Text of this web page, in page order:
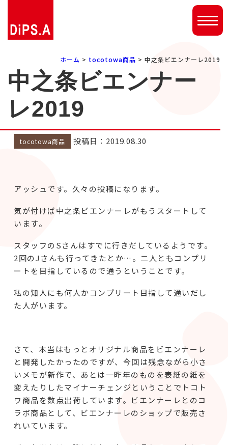
ホーム > tocotowa商品 > 中之条ビエンナーレ2019
中之条ビエンナー
レ2019
tocotowa商品 投稿日：2019.08.30
アッシュです。久々の投稿になります。
気が付けば中之条ビエンナーレがもうスタートして
います。
スタッフのSさんはすでに行きだしているようです。
2回のJさんも行ってきたとか…。二人ともコンプリ
ートを目指しているので通うということです。
私の知人にも何人かコンプリート目指して通いだし
た人がいます。
さて、本当はもっとオリジナル商品をビエンナーレ
と開発したかったのですが、今回は残念ながら小さ
いメモが新作で、あとは一昨年のものを表紙の紙を
変えたりしたマイナーチェンジということでトコト
ワ商品を数点出荷しています。ビエンナーレとのコ
ラボ商品として、ビエンナーレのショップで販売さ
れいています。